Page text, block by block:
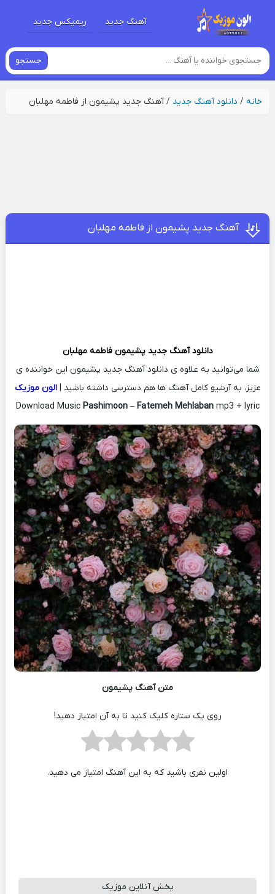
آهنگ جدید ریمیکس جدید
جستجو
خانه/ دانلود آهنگ جدید /آهنگ جدید پشیمون از فاطمه مهلبان
آهنگ جدید پشیمون از فاطمه مهلبان
دانلود آهنگ جدید پشیمونفاطمه مهلبان
شما می‌توانید به علاوه ی دانلود آهنگ جدید پشیمون این خواننده ی
عزیز، به آرشیو کامل آهنگ ها هم دسترسی داشته باشید |الون موزیک
Download Music Pashimoon– Fatemeh Mehlabanmp3 + lyric
متن آهنگ پشیمون
روی یک ستاره کلیک کنید تا به آن امتیاز دهید!
اولین نفری باشید که به این آهنگ امتیاز می دهید.
پخش آنلاین موزیک